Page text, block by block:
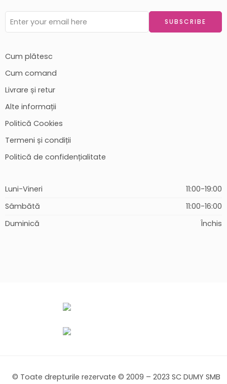
Cum plătesc
Cum comand
Livrare și retur
Alte informații
Politică Cookies
Termeni și condiții
Politică de confidențialitate
Luni-Vineri
11:00-19:00
Sâmbătă
11:00-16:00
Duminică
Închis
© Toate drepturile rezervate © 2009 – 2023 SC DUMY SMB